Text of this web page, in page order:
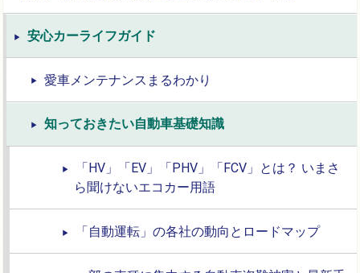
安心カーライフガイド
愛車メンテナンスまるわかり
知っておきたい自動車基礎知識
「HV」「EV」「PHV」「FCV」とは？ いまさ
ら聞けないエコカー用語
「自動運転」の各社の動向とロードマップ